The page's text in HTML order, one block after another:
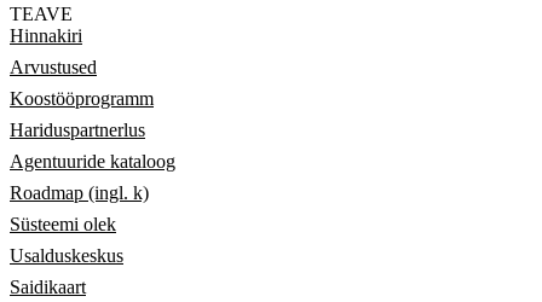
TEAVE
Hinnakiri
Arvustused
Koostööprogramm
Hariduspartnerlus
Agentuuride kataloog
Roadmap (ingl. k)
Süsteemi olek
Usalduskeskus
Saidikaart